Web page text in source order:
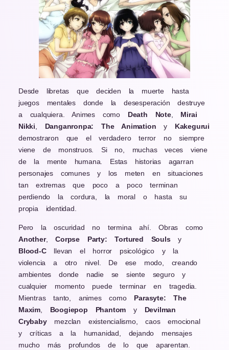
Desde libretas que deciden la muerte hasta
juegos mentales donde la desesperación destruye
a cualquiera. Animes como Death Note, Mirai
Nikki
Danganronpa: The Animation y Kakegurui
demostraron que el verdadero terror no siempre
viene de monstruos. Si no, muchas veces viene
de la mente humana. Estas historias agarran
personajes comunes y los meten en situaciones
tan extremas que poco a poco terminan
perdiendo la cordura, la moral o hasta su
propia identidad.
Pero la oscuridad no termina ahí. Obras como
Another,Corpse Party: Tortured Soulsy
Blood-Cllevan el horror psicológico y la
violencia a otro nivel. De ese modo, creando
ambientes donde nadie se siente seguro y
cualquier momento puede terminar en tragedia.
Mientras tanto, animes como Parasyte: The
Maxim, Boogiepop Phantom y Devilman
Crybabymezclan existencialismo, caos emocional
y críticas a la humanidad, dejando mensajes
mucho más profundos de lo que aparentan.